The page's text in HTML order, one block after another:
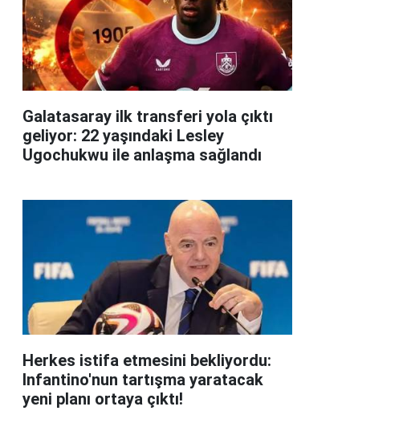
Galatasaray ilk transferi yola çıktı
geliyor: 22 yaşındaki Lesley
Ugochukwu ile anlaşma sağlandı
Herkes istifa etmesini bekliyordu:
Infantino'nun tartışma yaratacak
yeni planı ortaya çıktı!